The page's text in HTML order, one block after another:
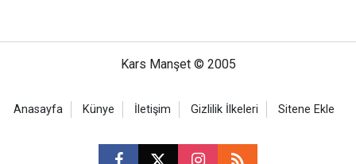
Kars Manşet © 2005
Anasayfa Künye İletişim Gizlilik İlkeleri Sitene Ekle